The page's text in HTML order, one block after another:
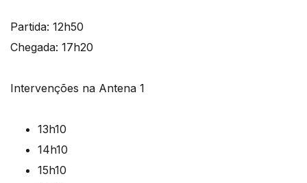
Partida: 12h50
Chegada: 17h20
Intervenções na Antena 1
13h10
14h10
15h10